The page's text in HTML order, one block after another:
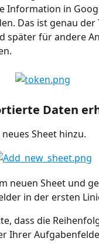
Information in
Das ist genau der
später für andere
Daten
neues Sheet hinzu.
neuen Sheet und
in der ersten
dass die
Ihrer